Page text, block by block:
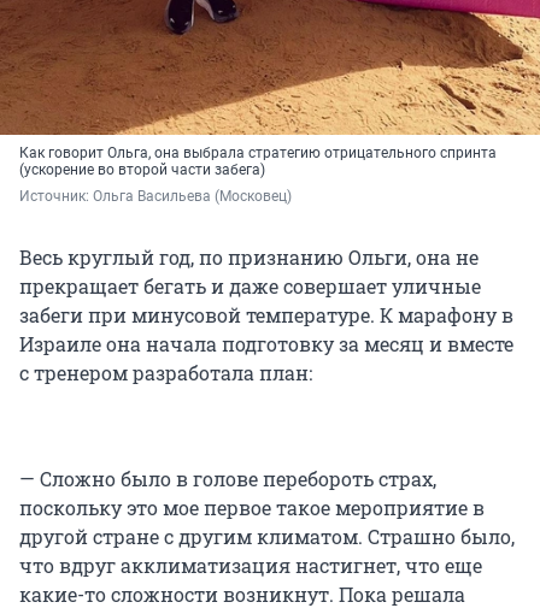
Как говорит Ольга, она выбрала стратегию отрицательного спринта
(ускорение во второй части забега)
Источник: Ольга Васильева (Московец)
Весь круглый год, по признанию Ольги, она не
прекращает бегать и даже совершает уличные
забеги при минусовой температуре. К марафону в
Израиле она начала подготовку за месяц и вместе
с тренером разработала план:
— Сложно было в голове перебороть страх,
поскольку это мое первое такое мероприятие в
другой стране с другим климатом. Страшно было,
что вдруг акклиматизация настигнет, что еще
какие-то сложности возникнут. Пока решала